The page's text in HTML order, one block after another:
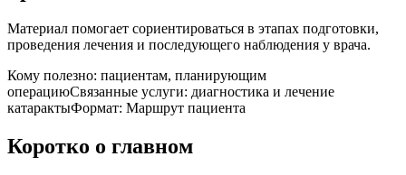
Материал помогает сориентироваться в этапах подготовки,
проведения лечения и последующего наблюдения у врача.
Кому полезно: пациентам, планирующим
операциюСвязанные услуги: диагностика и лечение
катарактыФормат: Маршрут пациента
Коротко о главном